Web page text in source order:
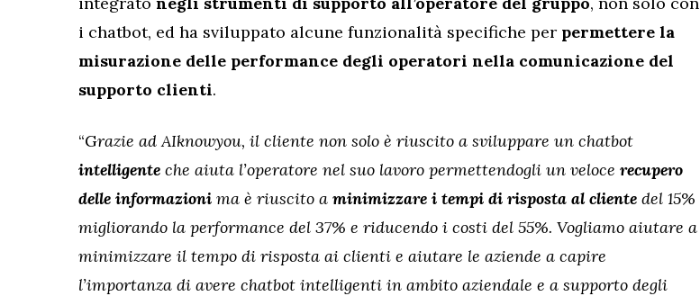
i chatbot, ed ha sviluppato alcune funzionalità specifiche per permettere la
misurazione delle performance degli operatori nella comunicazione del
supporto clienti.
“Grazie ad AIknowyou, il cliente non solo è riuscito a sviluppare un chatbot
intelligente che aiuta l’operatore nel suo lavoro permettendogli un veloce recupero
delle informazioni ma è riuscito a minimizzare i tempi di risposta al cliente del 15%
migliorando la performance del 37% e riducendo i costi del 55%. Vogliamo aiutare a
minimizzare il tempo di risposta ai clienti e aiutare le aziende a capire
l’importanza di avere chatbot intelligenti in ambito aziendale e a supporto degli